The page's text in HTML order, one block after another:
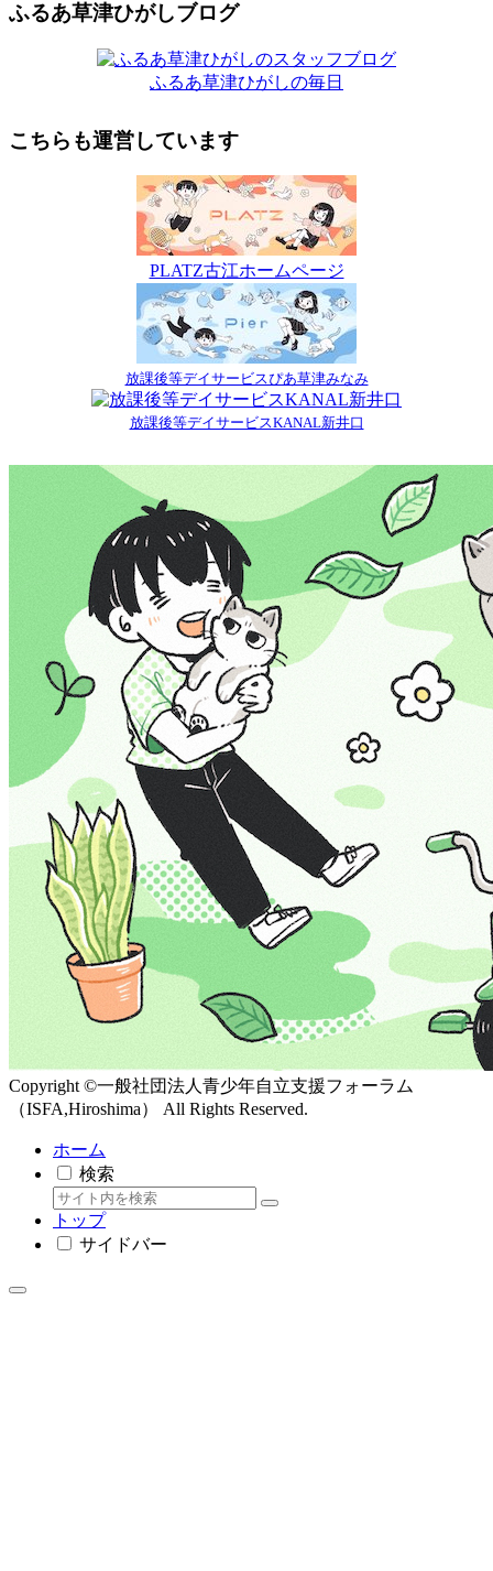
ふるあ草津ひがしブログ
ふるあ草津ひがしの毎日
こちらも運営しています
PLATZ古江ホームページ
放課後等デイサービスぴあ草津みなみ
放課後等デイサービスKANAL新井口
Copyright ©一般社団法人青少年自立支援フォーラム
（ISFA,Hiroshima） All Rights Reserved.
ホーム
検索
トップ
サイドバー